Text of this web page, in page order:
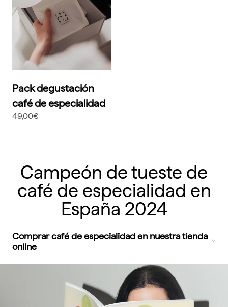
Pack degustación
café de especialidad
49,00€
Campeón de tueste de
café de especialidad en
España 2024
Comprar café de especialidad en nuestra tienda
online